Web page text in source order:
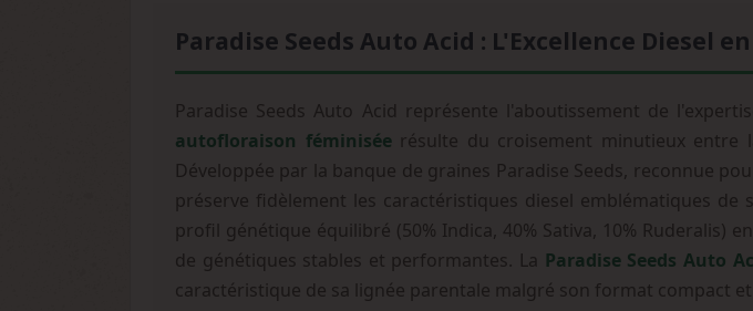
Paradise Seeds Auto Acid : L'Excellence Diesel
Paradise Seeds Auto Acid représente l'aboutissement de
autofloraison féminiséerésulte du croisement minutieux entre
Développée par la banque de graines Paradise Seeds, reconnue
préserve fidèlement les caractéristiques diesel emblématiques
profil génétique équilibré (50% Indica, 40% Sativa, 10% Ruderalis)
de génétiques stables et performantes. La Paradise Seeds Auto
caractéristique de sa lignée parentale malgré son format compact